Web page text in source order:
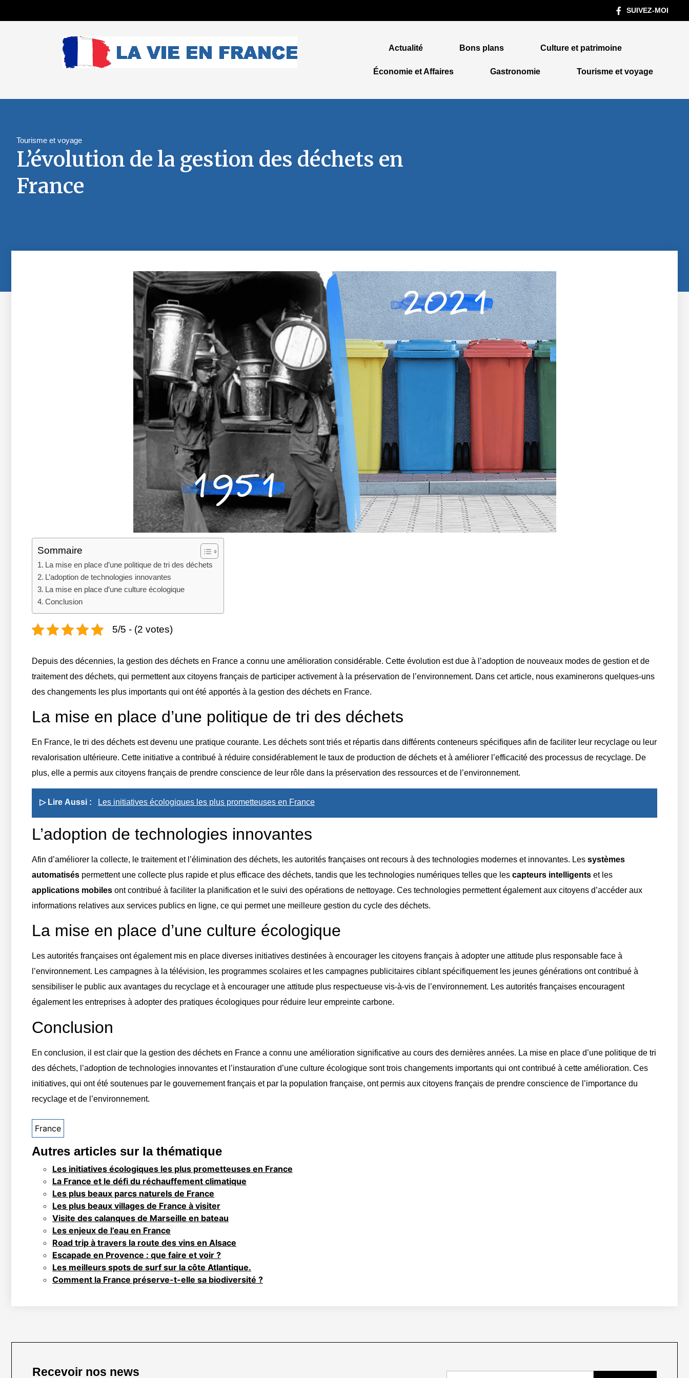
SUIVEZ-MOI
Actualité Bons plans Culture et patrimoine
Économie et Affaires Gastronomie Tourisme et voyage
Tourisme et voyage
L’évolution de la gestion des déchets en
France
Sommaire
La mise en place d’une politique de tri des déchets
L’adoption de technologies innovantes
La mise en place d’une culture écologique
Conclusion
5/5 - (2 votes)
Depuis des décennies, la gestion des déchets en France a connu une amélioration considérable. Cette évolution est due à l’adoption de nouveaux modes de gestion et de
traitement des déchets, qui permettent aux citoyens français de participer activement à la préservation de l’environnement. Dans cet article, nous examinerons quelques-uns
des changements les plus importants qui ont été apportés à la gestion des déchets en France.
La mise en place d’une politique de tri des déchets
En France, le tri des déchets est devenu une pratique courante. Les déchets sont triés et répartis dans différents conteneurs spécifiques afin de faciliter leur recyclage ou leur
revalorisation ultérieure. Cette initiative a contribué à réduire considérablement le taux de production de déchets et à améliorer l’efficacité des processus de recyclage. De
plus, elle a permis aux citoyens français de prendre conscience de leur rôle dans la préservation des ressources et de l’environnement.
▷ Lire Aussi : Les initiatives écologiques les plus prometteuses en France
L’adoption de technologies innovantes
Afin d’améliorer la collecte, le traitement et l’élimination des déchets, les autorités françaises ont recours à des technologies modernes et innovantes. Les systèmes
automatisés permettent une collecte plus rapide et plus efficace des déchets, tandis que les technologies numériques telles que les capteurs intelligents et les
applications mobiles ont contribué à faciliter la planification et le suivi des opérations de nettoyage. Ces technologies permettent également aux citoyens d’accéder aux
informations relatives aux services publics en ligne, ce qui permet une meilleure gestion du cycle des déchets.
La mise en place d’une culture écologique
Les autorités françaises ont également mis en place diverses initiatives destinées à encourager les citoyens français à adopter une attitude plus responsable face à
l’environnement. Les campagnes à la télévision, les programmes scolaires et les campagnes publicitaires ciblant spécifiquement les jeunes générations ont contribué à
sensibiliser le public aux avantages du recyclage et à encourager une attitude plus respectueuse vis-à-vis de l’environnement. Les autorités françaises encouragent
également les entreprises à adopter des pratiques écologiques pour réduire leur empreinte carbone.
Conclusion
En conclusion, il est clair que la gestion des déchets en France a connu une amélioration significative au cours des dernières années. La mise en place d’une politique de tri
des déchets, l’adoption de technologies innovantes et l’instauration d’une culture écologique sont trois changements importants qui ont contribué à cette amélioration. Ces
initiatives, qui ont été soutenues par le gouvernement français et par la population française, ont permis aux citoyens français de prendre conscience de l’importance du
recyclage et de l’environnement.
France
Autres articles sur la thématique
Les initiatives écologiques les plus prometteuses en France
La France et le défi du réchauffement climatique
Les plus beaux parcs naturels de France
Les plus beaux villages de France à visiter
Visite des calanques de Marseille en bateau
Les enjeux de l’eau en France
Road trip à travers la route des vins en Alsace
Escapade en Provence : que faire et voir ?
Les meilleurs spots de surf sur la côte Atlantique.
Comment la France préserve-t-elle sa biodiversité ?
Recevoir nos news